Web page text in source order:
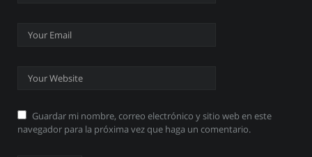
Guardar mi nombre, correo electrónico y sitio web en este
navegador para la próxima vez que haga un comentario.